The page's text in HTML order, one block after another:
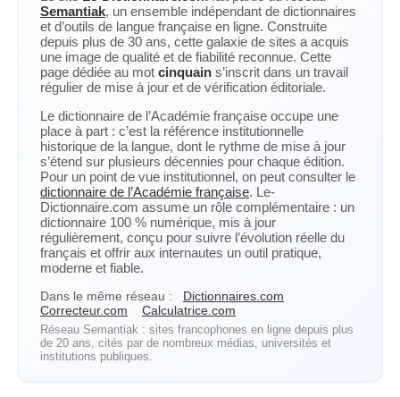
Semantiak, un ensemble indépendant de dictionnaires
et d’outils de langue française en ligne. Construite
depuis plus de 30 ans, cette galaxie de sites a acquis
une image de qualité et de fiabilité reconnue. Cette
page dédiée au mot cinquain s’inscrit dans un travail
régulier de mise à jour et de vérification éditoriale.
Le dictionnaire de l’Académie française occupe une
place à part : c’est la référence institutionnelle
historique de la langue, dont le rythme de mise à jour
s’étend sur plusieurs décennies pour chaque édition.
Pour un point de vue institutionnel, on peut consulter le
dictionnaire de l’Académie française. Le-
Dictionnaire.com assume un rôle complémentaire : un
dictionnaire 100 % numérique, mis à jour
régulièrement, conçu pour suivre l’évolution réelle du
français et offrir aux internautes un outil pratique,
moderne et fiable.
Dans le même réseau :
Dictionnaires.com
Correcteur.com
Calculatrice.com
Réseau Semantiak : sites francophones en ligne depuis plus
de 20 ans, cités par de nombreux médias, universités et
institutions publiques.